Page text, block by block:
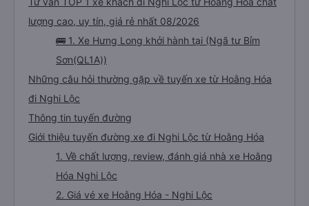
lượng cao, uy tín, giá rẻ nhất 08/2026
🚌 1. Xe Hưng Long khởi hành tại (Ngã tư Bỉm
Sơn(QL1A))
Những câu hỏi thường gặp về tuyến xe từ Hoằng Hóa
đi Nghi Lộc
Thông tin tuyến đường
Giới thiệu tuyến đường xe đi Nghi Lộc từ Hoằng Hóa
1. Về chất lượng, review, đánh giá nhà xe Hoằng
Hóa Nghi Lộc
2. Giá vé xe Hoằng Hóa - Nghi Lộc